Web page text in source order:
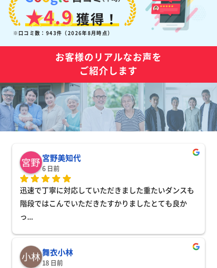
★4.9獲得！
※口コミ数：943件（2026年8月時点）
お客様のリアルなお声を
ご紹介します
宮野美知代
6 日前
迅速で丁寧に対応していただきました重たいダンスも
階段ではこんでいただきたすかりましたとても良か
っ...
舞衣小林
18 日前